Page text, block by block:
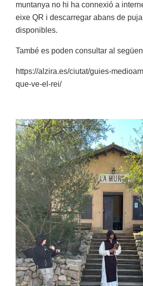
muntanya no hi ha connexió a
eixe QR i descarregar abans de
disponibles.
També es poden consultar al
https://alzira.es/ciutat/guies-
que-ve-el-rei/